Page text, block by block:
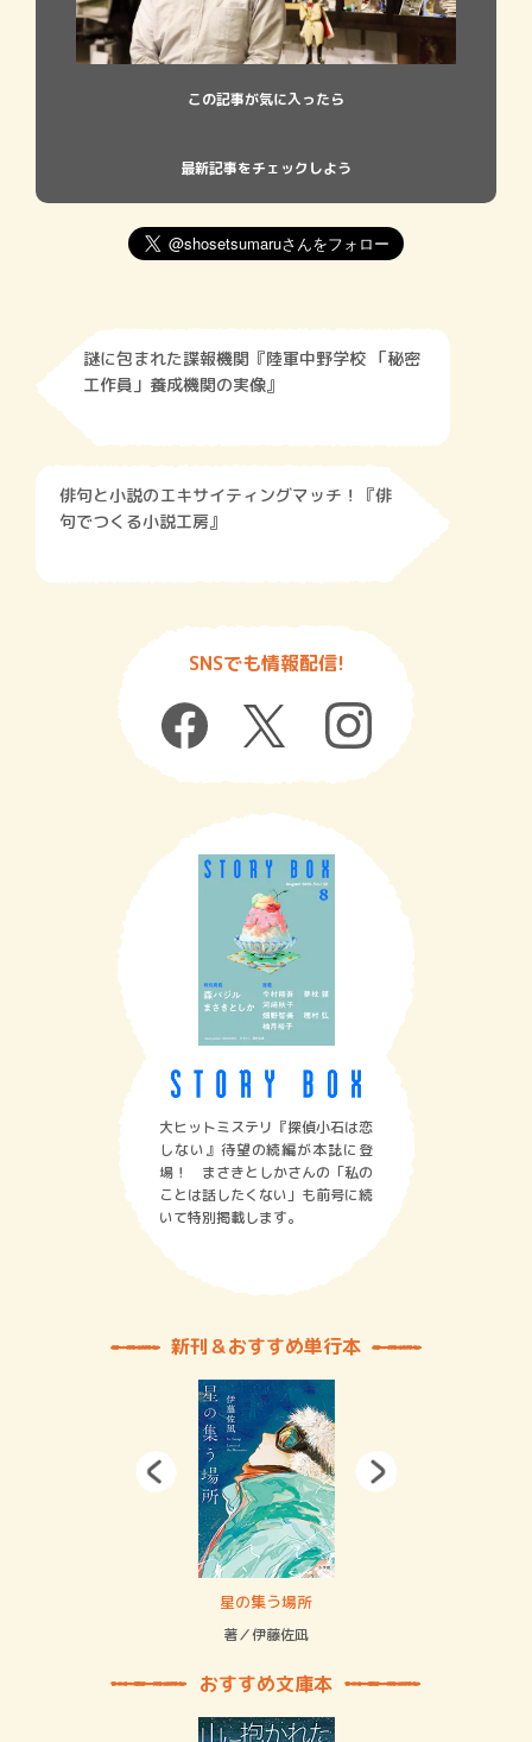
この記事が気に入ったら
最新記事をチェックしよう
謎に包まれた諜報機関『陸軍中野学校 「秘密
工作員」養成機関の実像』
俳句と小説のエキサイティングマッチ！『俳
句でつくる小説工房』
SNSでも情報配信!
大ヒットミステリ『探偵小石は恋
しない』待望の続編が本誌に登
場！ まさきとしかさんの「私の
ことは話したくない」も前号に続
いて特別掲載します。
新刊＆おすすめ単行本
星の集う場所
著／伊藤佐凪
おすすめ文庫本